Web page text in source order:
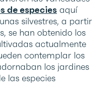
de especies aquí
silvestres, a partir
se han obtenido los
actualmente
contemplar los
los jardines
las especies